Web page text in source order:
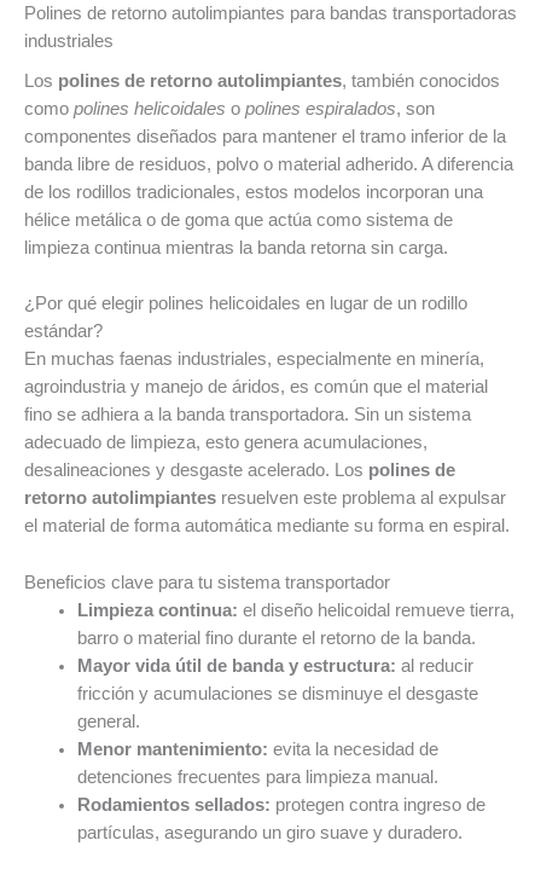
Polines de retorno autolimpiantes para bandas transportadoras
industriales
Los polines de retorno autolimpiantes, también conocidos
como polines helicoidales o polines espiralados, son
componentes diseñados para mantener el tramo inferior de la
banda libre de residuos, polvo o material adherido. A diferencia
de los rodillos tradicionales, estos modelos incorporan una
hélice metálica o de goma que actúa como sistema de
limpieza continua mientras la banda retorna sin carga.
¿Por qué elegir polines helicoidales en lugar de un rodillo
estándar?
En muchas faenas industriales, especialmente en minería,
agroindustria y manejo de áridos, es común que el material
fino se adhiera a la banda transportadora. Sin un sistema
adecuado de limpieza, esto genera acumulaciones,
desalineaciones y desgaste acelerado. Los polines de
retorno autolimpiantes resuelven este problema al expulsar
el material de forma automática mediante su forma en espiral.
Beneficios clave para tu sistema transportador
Limpieza continua: el diseño helicoidal remueve tierra,
barro o material fino durante el retorno de la banda.
Mayor vida útil de banda y estructura: al reducir
fricción y acumulaciones se disminuye el desgaste
general.
Menor mantenimiento: evita la necesidad de
detenciones frecuentes para limpieza manual.
Rodamientos sellados: protegen contra ingreso de
partículas, asegurando un giro suave y duradero.